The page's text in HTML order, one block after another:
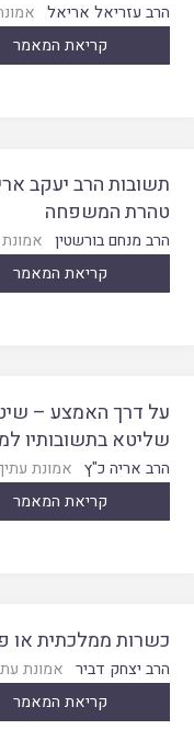
הרב עזריאל אריאל אמונת
קריאת המאמר
תשובות הרב יעקב
טהרת המשפחה
הרב מנחם בורשטין אמונת
קריאת המאמר
על דרך האמצע –
שליטא בתשובותיו
הרב אריה כ"ץ אמונת עתיך
קריאת המאמר
כשרות ממלכתית או
הרב יצחק דביר אמונת עתיך
קריאת המאמר